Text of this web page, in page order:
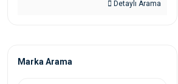
Detaylı Arama
Marka Arama